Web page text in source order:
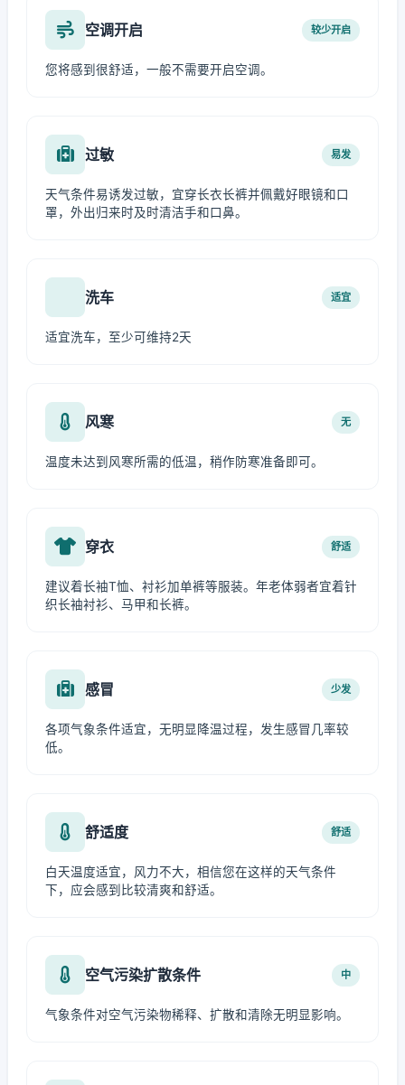
空调开启 较少开启
您将感到很舒适，一般不需要开启空调。
过敏 易发
天气条件易诱发过敏，宜穿长衣长裤并佩戴好眼镜和口
罩，外出归来时及时清洁手和口鼻。
洗车 适宜
适宜洗车，至少可维持2天
风寒 无
温度未达到风寒所需的低温，稍作防寒准备即可。
穿衣 舒适
建议着长袖T恤、衬衫加单裤等服装。年老体弱者宜着针
织长袖衬衫、马甲和长裤。
感冒 少发
各项气象条件适宜，无明显降温过程，发生感冒几率较
低。
舒适度 舒适
白天温度适宜，风力不大，相信您在这样的天气条件
下，应会感到比较清爽和舒适。
空气污染扩散条件 中
气象条件对空气污染物稀释、扩散和清除无明显影响。